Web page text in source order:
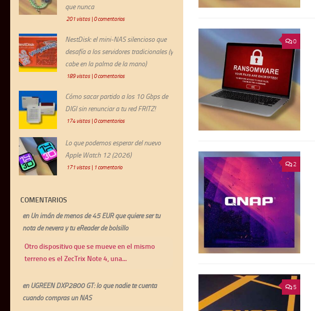
0
2
5
que nunca
201 vistas| 0 comentarios
NestDisk: el mini-NAS silencioso que
desafía a los servidores tradicionales (y
cabe en la palma de la mano)
189 vistas| 0 comentarios
Cómo sacar partido a los 10 Gbps de
DIGI sin renunciar a tu red FRITZ!
174 vistas| 0 comentarios
Lo que podemos esperar del nuevo
Apple Watch 12 (2026)
171 vistas| 1 comentario
COMENTARIOS
enUn imán de menos de 45 EUR que quiere ser tu
nota de nevera y tu eReader de bolsillo
Otro dispositivo que se mueve en el mismo
terreno es el ZecTrix Note 4, una...
enUGREEN DXP2800 GT: lo que nadie te cuenta
cuando compras un NAS